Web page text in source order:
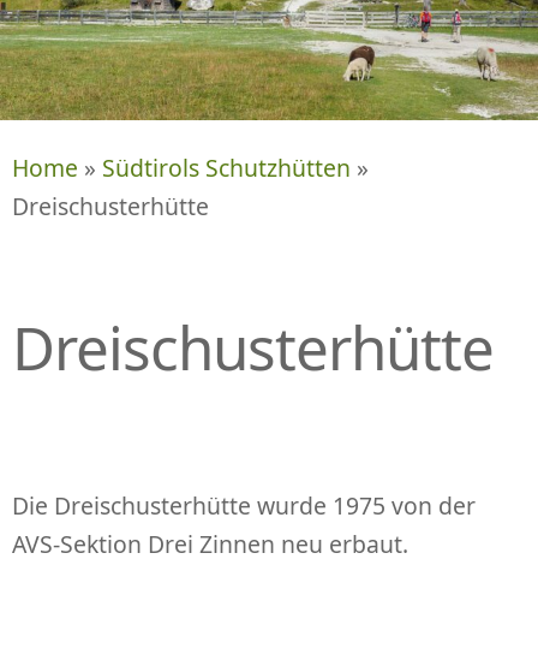
P
R
I
N
Home » Südtirols Schutzhütten »
Dreischusterhütte
Dreischusterhütte
Die Dreischusterhütte wurde 1975 von der
AVS-Sektion Drei Zinnen neu erbaut.